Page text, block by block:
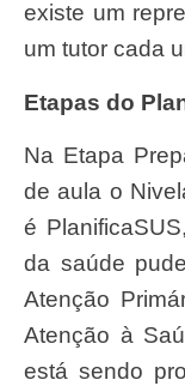
existe um
um tutor cada
Etapas do
Na Etapa Preparatória, foi ministrado em sala
de aula o
é
da saúde
Atenção
Atenção à
está sendo